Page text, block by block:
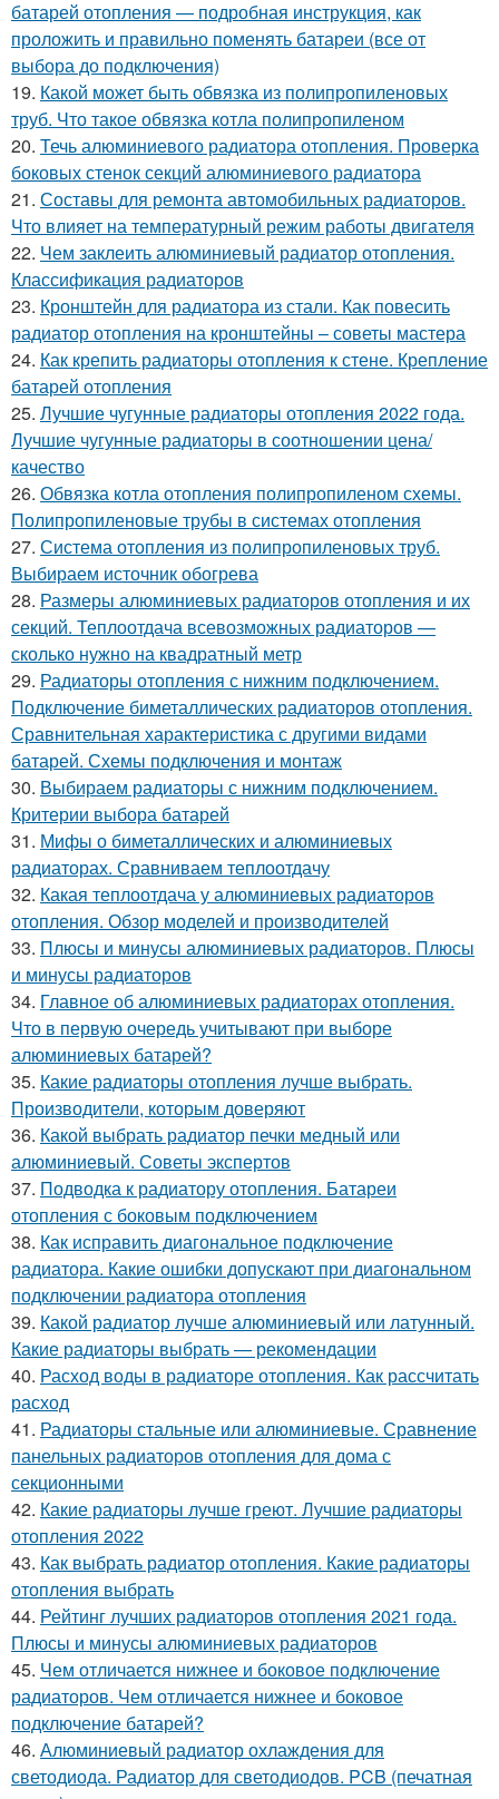
батарей отопления — подробная инструкция, как
проложить и правильно поменять батареи (все от
выбора до подключения)
19. Какой может быть обвязка из полипропиленовых
труб. Что такое обвязка котла полипропиленом
20. Течь алюминиевого радиатора отопления. Проверка
боковых стенок секций алюминиевого радиатора
21. Составы для ремонта автомобильных радиаторов.
Что влияет на температурный режим работы двигателя
22. Чем заклеить алюминиевый радиатор отопления.
Классификация радиаторов
23. Кронштейн для радиатора из стали. Как повесить
радиатор отопления на кронштейны – советы мастера
24. Как крепить радиаторы отопления к стене. Крепление
батарей отопления
25. Лучшие чугунные радиаторы отопления 2022 года.
Лучшие чугунные радиаторы в соотношении цена/
качество
26. Обвязка котла отопления полипропиленом схемы.
Полипропиленовые трубы в системах отопления
27. Система отопления из полипропиленовых труб.
Выбираем источник обогрева
28. Размеры алюминиевых радиаторов отопления и их
секций. Теплоотдача всевозможных радиаторов —
сколько нужно на квадратный метр
29. Радиаторы отопления с нижним подключением.
Подключение биметаллических радиаторов отопления.
Сравнительная характеристика с другими видами
батарей. Схемы подключения и монтаж
30. Выбираем радиаторы с нижним подключением.
Критерии выбора батарей
31. Мифы о биметаллических и алюминиевых
радиаторах. Сравниваем теплоотдачу
32. Какая теплоотдача у алюминиевых радиаторов
отопления. Обзор моделей и производителей
33. Плюсы и минусы алюминиевых радиаторов. Плюсы
и минусы радиаторов
34. Главное об алюминиевых радиаторах отопления.
Что в первую очередь учитывают при выборе
алюминиевых батарей?
35. Какие радиаторы отопления лучше выбрать.
Производители, которым доверяют
36. Какой выбрать радиатор печки медный или
алюминиевый. Советы экспертов
37. Подводка к радиатору отопления. Батареи
отопления с боковым подключением
38. Как исправить диагональное подключение
радиатора. Какие ошибки допускают при диагональном
подключении радиатора отопления
39. Какой радиатор лучше алюминиевый или латунный.
Какие радиаторы выбрать — рекомендации
40. Расход воды в радиаторе отопления. Как рассчитать
расход
41. Радиаторы стальные или алюминиевые. Сравнение
панельных радиаторов отопления для дома с
секционными
42. Какие радиаторы лучше греют. Лучшие радиаторы
отопления 2022
43. Как выбрать радиатор отопления. Какие радиаторы
отопления выбрать
44. Рейтинг лучших радиаторов отопления 2021 года.
Плюсы и минусы алюминиевых радиаторов
45. Чем отличается нижнее и боковое подключение
радиаторов. Чем отличается нижнее и боковое
подключение батарей?
46. Алюминиевый радиатор охлаждения для
светодиода. Радиатор для светодиодов. PCB (печатная